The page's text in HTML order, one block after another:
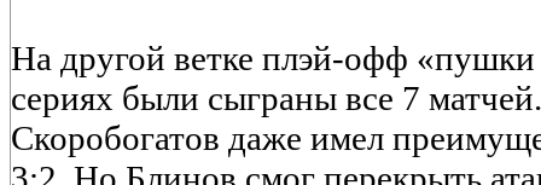
На другой ветке плэй-офф
сериях были сыграны все 7 матчей.
Скоробогатов даже имел